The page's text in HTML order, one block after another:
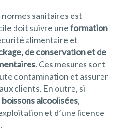
sanitaires est
doit suivre uneformation
alimentaire et
de conservation et de
. Ces mesures sont
contamination et assurer
clients. En outre, si
boissons alcoolisées,
et d’une licence